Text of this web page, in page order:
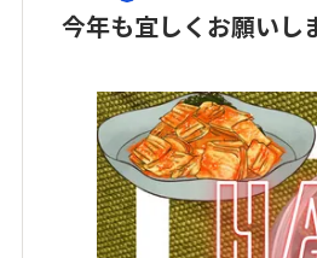
今年も宜しくお願いし